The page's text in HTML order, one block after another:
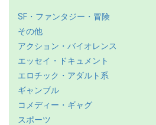
SF・ファンタジー・冒険
その他
アクション・バイオレンス
エッセイ・ドキュメント
エロチック・アダルト系
ギャンブル
コメディー・ギャグ
スポーツ